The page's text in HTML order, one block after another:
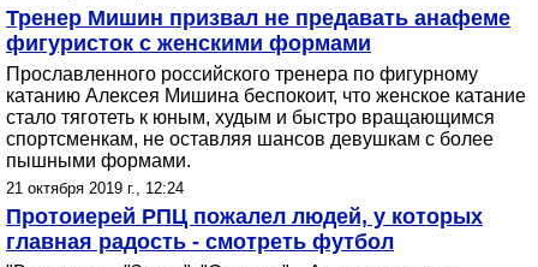
Тренер Мишин призвал не предавать анафеме
фигуристок с женскими формами
Прославленного российского тренера по фигурному
катанию Алексея Мишина беспокоит, что женское катание
стало тяготеть к юным, худым и быстро вращающимся
спортсменкам, не оставляя шансов девушкам с более
пышными формами.
21 октября 2019 г., 12:24
Протоиерей РПЦ пожалел людей, у которых
главная радость - смотреть футбол